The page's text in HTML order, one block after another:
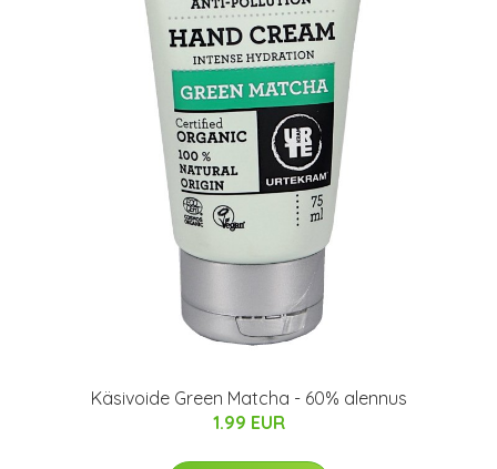
Käsivoide Green Matcha - 60% alennus
1.99 EUR